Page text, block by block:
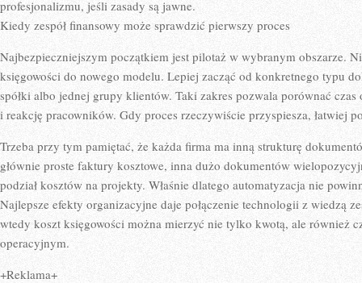
profesjonalizmu, jeśli zasady są jawne.
Kiedy zespół finansowy może sprawdzić pierwszy proces
Najbezpieczniejszym początkiem jest pilotaż w wybranym obszarze.
księgowości do nowego modelu. Lepiej zacząć od konkretnego typu
spółki albo jednej grupy klientów. Taki zakres pozwala porównać
i reakcję pracowników. Gdy proces rzeczywiście przyspiesza, łatwiej
Trzeba przy tym pamiętać, że każda firma ma inną strukturę
głównie proste faktury kosztowe, inna dużo dokumentów
podział kosztów na projekty. Właśnie dlatego automatyzacja nie
Najlepsze efekty organizacyjne daje połączenie technologii z wiedzą
wtedy koszt księgowości można mierzyć nie tylko kwotą, ale również
operacyjnym.
+Reklama+